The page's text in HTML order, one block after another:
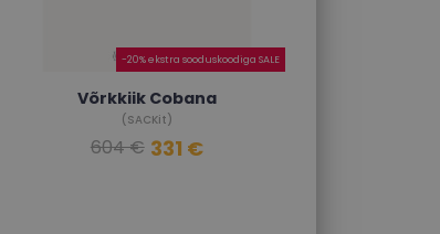
-20% ekstra sooduskoodiga SALE
Võrkkiik Cobana
(SACKit)
604 € 331 €